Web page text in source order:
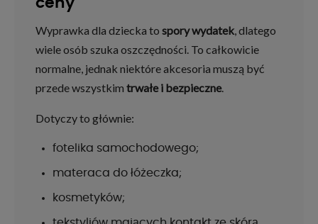
Wyprawka dla dziecka to spory wydatek, dlatego
wiele osób szuka oszczędności. To całkowicie
normalne, jednak niektóre akcesoria muszą być
przede wszystkim trwałe i bezpieczne.
Dotyczy to głównie:
fotelika samochodowego;
materaca do łóżeczka;
kosmetyków;